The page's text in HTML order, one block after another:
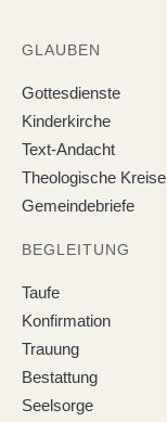
GLAUBEN
Gottesdienste
Kinderkirche
Text-Andacht
Theologische Kreise
Gemeindebriefe
BEGLEITUNG
Taufe
Konfirmation
Trauung
Bestattung
Seelsorge